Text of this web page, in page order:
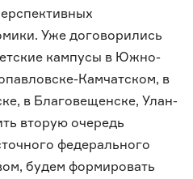
Уже договорились
кампусы в Южно-
Камчатском, в
в Благовещенске, Улан-
вторую очередь
федерального
будем формировать